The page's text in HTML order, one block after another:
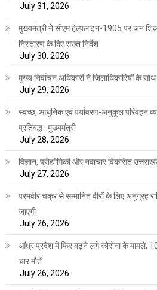
July 31, 2026
मुख्यमंत्री ने सीएम हेल्पलाइन-1905 पर जन
निस्तारण के दिए सख्त निर्देश
July 30, 2026
मुख्य निर्वाचन अधिकारी ने जिलाधिकारियों के
July 29, 2026
स्वच्छ, आधुनिक एवं पर्यावरण-अनुकूल परिवहन
प्रतिबद्ध : मुख्यमंत्री
July 28, 2026
विज्ञान, प्रौद्योगिकी और नवाचार विकसित
July 27, 2026
परमवीर चक्र से सम्मानित वीरों के लिए अनुग्रह
जाएगी
July 26, 2026
आंध्र प्रदेश में फिर बढ़ने लगे कोरोना के मामले,
चार मौतें
July 26, 2026